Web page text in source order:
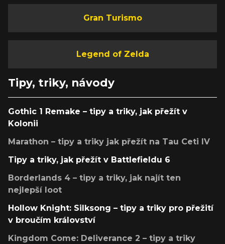
Gran Turismo
Legend of Zelda
Tipy, triky, návody
Gothic 1 Remake – tipy a triky, jak přežít v
Kolonii
Marathon – tipy a triky jak přežít na Tau Ceti IV
Tipy a triky, jak přežít v Battlefieldu 6
Borderlands 4 – tipy a triky, jak najít ten
nejlepší loot
Hollow Knight: Silksong – tipy a triky pro přežití
v broučím království
Kingdom Come: Deliverance 2 – tipy a triky